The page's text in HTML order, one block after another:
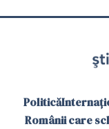
Politică
Românii care